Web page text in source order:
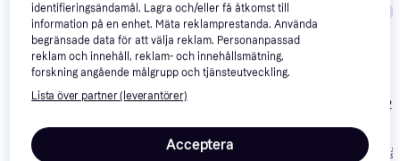
Trendande
Einhell TC-WW 1000/1
2 071 kr
Trendande
vidaXL 142006
1 928 kr
Proxxon PD
14 199 kr
Från 4 891 kr/
identifieringsändamål. Lagra och/eller få åtkomst till
information på en enhet. Mäta reklamprestanda. Använda
begränsade data för att välja reklam. Personanpassad
reklam och innehåll, reklam- och innehållsmätning,
forskning angående målgrupp och tjänsteutveckling.
Lista över partner (leverantörer)
Acceptera